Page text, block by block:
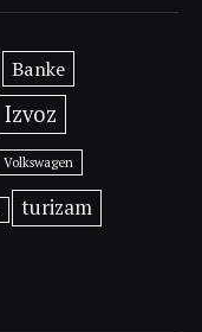
Banke
Izvoz
Volkswagen
turizam